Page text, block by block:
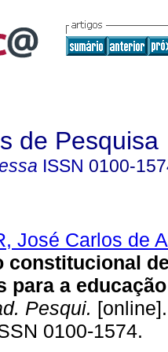
de Pesquisa
ISSN 0100-
José Carlos de
constitucional
para a
Pesqui.
0100-1574.